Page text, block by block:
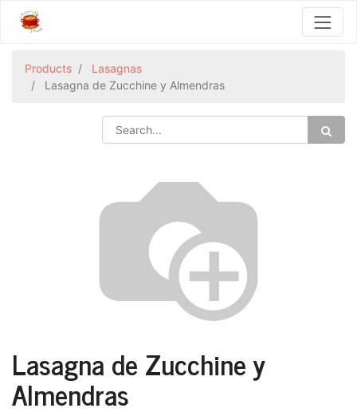
Products
Lasagnas
Lasagna de Zucchine y Almendras
Lasagna de Zucchine y
Almendras